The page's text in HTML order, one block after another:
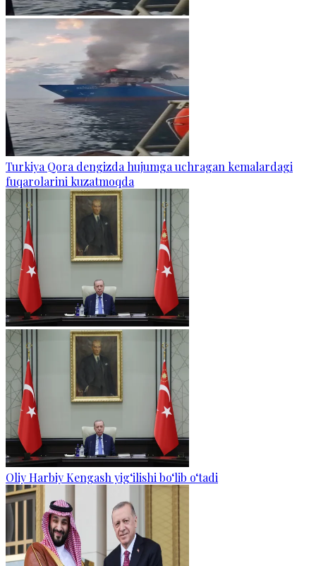
Turkiya Qora dengizda hujumga uchragan kemalardagi
fuqarolarini kuzatmoqda
Oliy Harbiy Kengash yig‘ilishi bo‘lib o‘tadi